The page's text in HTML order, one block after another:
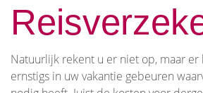
Natuurlijk rekent u er niet op, maar er
ernstigs in uw vakantie gebeuren